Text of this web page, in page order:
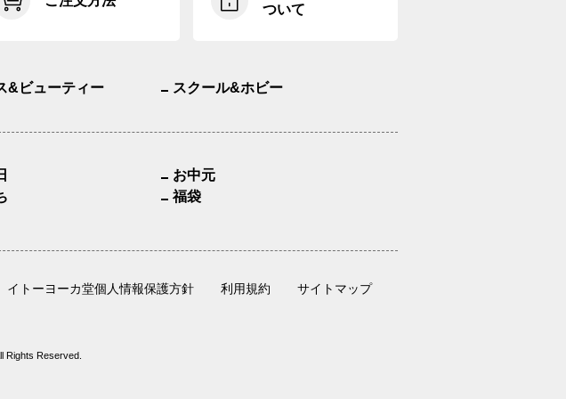
ついて
&ビューティー スクール&ホビー
お中元
福袋
イトーヨーカ堂個人情報保護方針 利用規約 サイトマップ
Rights Reserved.